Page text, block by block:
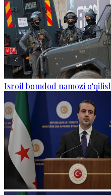
Isroil bomdod namozi